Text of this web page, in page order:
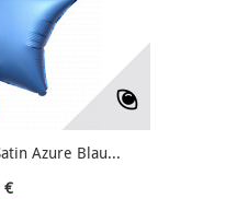
Azure Blau...
€